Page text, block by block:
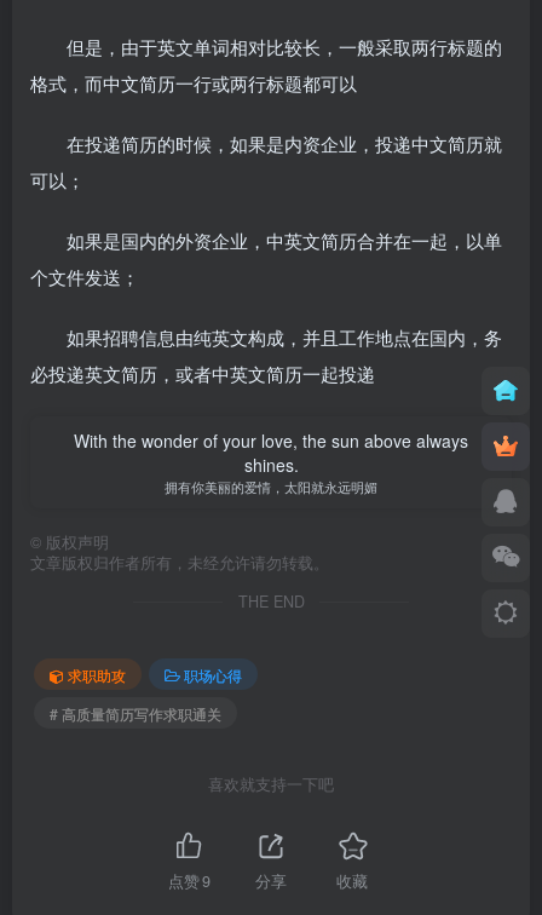
但是，由于英文单词相对比较长，一般采取两行标题的
格式，而中文简历一行或两行标题都可以
在投递简历的时候，如果是内资企业，投递中文简历就
可以；
如果是国内的外资企业，中英文简历合并在一起，以单
个文件发送；
如果招聘信息由纯英文构成，并且工作地点在国内，务
必投递英文简历，或者中英文简历一起投递
With the wonder of your love, the sun above always
shines.
拥有你美丽的爱情，太阳就永远明媚
© 版权声明
文章版权归作者所有，未经允许请勿转载。
THE END
求职助攻
职场心得
# 高质量简历写作求职通关
喜欢就支持一下吧
点赞9 分享 收藏